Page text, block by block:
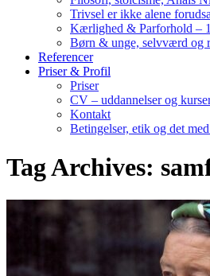
Trivsel er ikke alene
Kærlighed & Parforhold –
Børn & unge, selvværd og
Referencer
Priser & Profil
Priser
CV – uddannelser og
Kontakt
Betingelser, etik og det
Tag Archives: